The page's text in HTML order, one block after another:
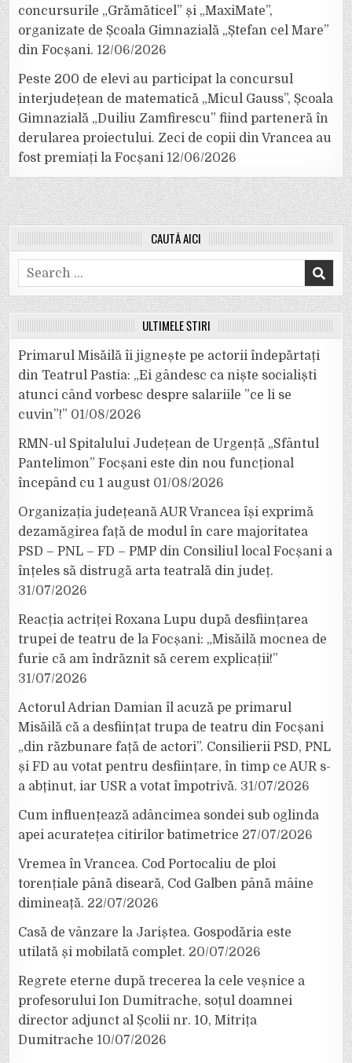
concursurile „Grămăticel” și „MaxiMate”,
organizate de Școala Gimnazială „Ștefan cel Mare”
din Focșani. 12/06/2026
Peste 200 de elevi au participat la concursul
interjudețean de matematică „Micul Gauss”, Școala
Gimnazială „Duiliu Zamfirescu” fiind parteneră în
derularea proiectului. Zeci de copii din Vrancea au
fost premiați la Focșani 12/06/2026
CAUTĂ AICI
Search
for:
ULTIMELE ȘTIRI
Primarul Misăilă îi jignește pe actorii îndepărtați
din Teatrul Pastia: „Ei gândesc ca niște socialiști
atunci când vorbesc despre salariile ”ce li se
cuvin”!” 01/08/2026
RMN-ul Spitalului Județean de Urgență „Sfântul
Pantelimon” Focșani este din nou funcțional
începând cu 1 august 01/08/2026
Organizația județeană AUR Vrancea își exprimă
dezamăgirea față de modul în care majoritatea
PSD – PNL – FD – PMP din Consiliul local Focșani a
înțeles să distrugă arta teatrală din județ.
31/07/2026
Reacția actriței Roxana Lupu după desființarea
trupei de teatru de la Focșani: „Misăilă mocnea de
furie că am îndrăznit să cerem explicații!”
31/07/2026
Actorul Adrian Damian îl acuză pe primarul
Misăilă că a desființat trupa de teatru din Focșani
„din răzbunare față de actori”. Consilierii PSD, PNL
și FD au votat pentru desființare, în timp ce AUR s-
a abținut, iar USR a votat împotrivă. 31/07/2026
Cum influențează adâncimea sondei sub oglinda
apei acuratețea citirilor batimetrice 27/07/2026
Vremea în Vrancea. Cod Portocaliu de ploi
torențiale până diseară, Cod Galben până mâine
dimineață. 22/07/2026
Casă de vânzare la Jariștea. Gospodăria este
utilată și mobilată complet. 20/07/2026
Regrete eterne după trecerea la cele veșnice a
profesorului Ion Dumitrache, soțul doamnei
director adjunct al Școlii nr. 10, Mitrița
Dumitrache 10/07/2026